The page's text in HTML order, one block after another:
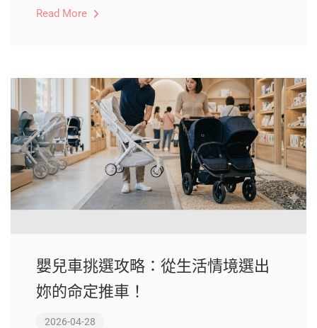
Read More
嬰兒車挑選攻略：從生活情境選出
妳的命定推車！
2026-04-28